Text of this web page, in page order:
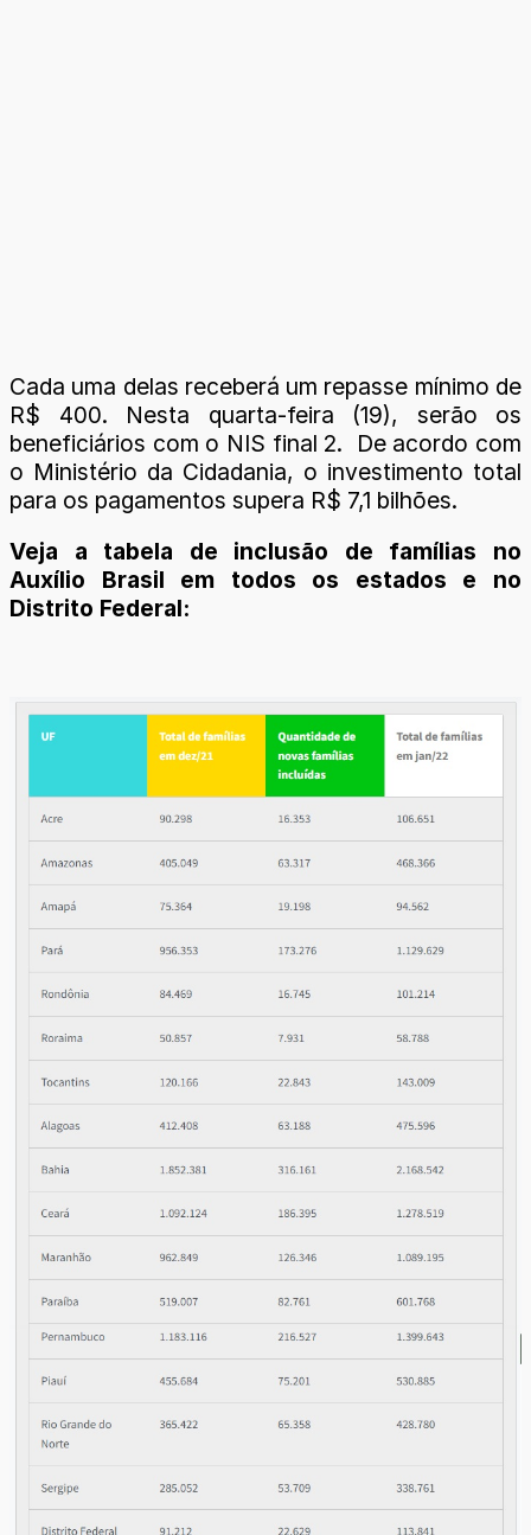
Cada uma delas receberá um repasse mínimo de
R$ 400. Nesta quarta-feira (19), serão os
beneficiários com o NIS final 2. De acordo com
o Ministério da Cidadania, o investimento total
para os pagamentos supera R$ 7,1 bilhões.
Veja a tabela de inclusão de famílias no
Auxílio Brasil em todos os estados e no
Distrito Federal: